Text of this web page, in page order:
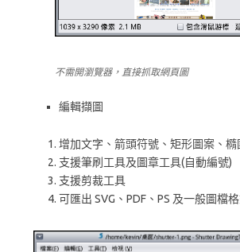
不需開瀏覽器，直接抓取網頁圖
編輯擷圖
增加文字、箭頭符號、矩形圖案、橢
支援筆刷工具及圖章工具(自動編號)
支援剪裁工具
可匯出 SVG、PDF、PS 及一般圖檔